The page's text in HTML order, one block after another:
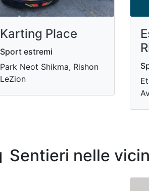
Karting Place
Sport estremi
Park Neot Shikma, Rishon
LeZion
Sentieri nelle